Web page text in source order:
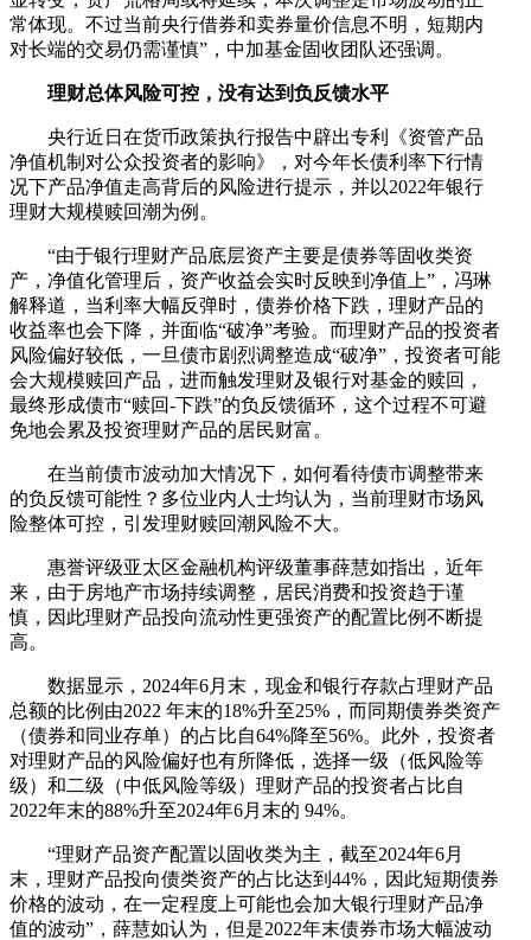
常体现。不过当前央行借券和卖券量价信息不明，短期内
对长端的交易仍需谨慎”，中加基金固收团队还强调。
理财总体风险可控，没有达到负反馈水平
央行近日在货币政策执行报告中辟出专利《资管产品
净值机制对公众投资者的影响》，对今年长债利率下行情
况下产品净值走高背后的风险进行提示，并以2022年银行
理财大规模赎回潮为例。
“由于银行理财产品底层资产主要是债券等固收类资
产，净值化管理后，资产收益会实时反映到净值上”，冯琳
解释道，当利率大幅反弹时，债券价格下跌，理财产品的
收益率也会下降，并面临“破净”考验。而理财产品的投资者
风险偏好较低，一旦债市剧烈调整造成“破净”，投资者可能
会大规模赎回产品，进而触发理财及银行对基金的赎回，
最终形成债市“赎回-下跌”的负反馈循环，这个过程不可避
免地会累及投资理财产品的居民财富。
在当前债市波动加大情况下，如何看待债市调整带来
的负反馈可能性？多位业内人士均认为，当前理财市场风
险整体可控，引发理财赎回潮风险不大。
惠誉评级亚太区金融机构评级董事薛慧如指出，近年
来，由于房地产市场持续调整，居民消费和投资趋于谨
慎，因此理财产品投向流动性更强资产的配置比例不断提
高。
数据显示，2024年6月末，现金和银行存款占理财产品
总额的比例由2022 年末的18%升至25%，而同期债券类资产
（债券和同业存单）的占比自64%降至56%。此外，投资者
对理财产品的风险偏好也有所降低，选择一级（低风险等
级）和二级（中低风险等级）理财产品的投资者占比自
2022年末的88%升至2024年6月末的 94%。
“理财产品资产配置以固收类为主，截至2024年6月
末，理财产品投向债类资产的占比达到44%，因此短期债券
价格的波动，在一定程度上可能也会加大银行理财产品净
值的波动”，薛慧如认为，但是2022年末债券市场大幅波动